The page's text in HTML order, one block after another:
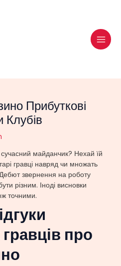
Прибуткові
Клубів
майданчик? Нехай їй
гравці навряд чи множать
звернення на роботу
різним. Іноді висновки
точними.
про